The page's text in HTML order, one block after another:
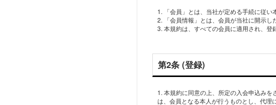
1. 「会員」とは、当社が定める手続に従い
2. 「会員情報」とは、会員が当社に開示し
3. 本規約は、すべての会員に適用され、登
第2条 (登録)
1. 本規約に同意の上、所定の入会申込み
は、会員となる本人が行うものとし、代理